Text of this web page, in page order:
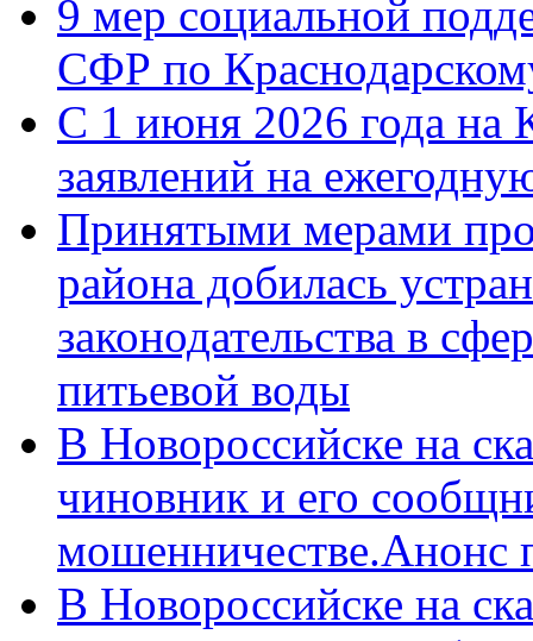
9 мер социальной
СФР по
С 1 июня 2026 года на
заявлений на
Принятыми мерами
района добилась
законодательства в
питьевой воды
В Новороссийске на
чиновник и его
мошенничестве.Анонс
В Новороссийске на